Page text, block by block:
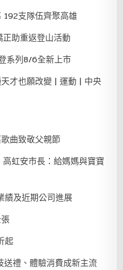
192支隊伍齊聚高雄
助重返登山活動
系列8/6全新上市
才也願改變 | 運動 | 中央
曲致敬父親節
虹安市長：給媽媽與寶寶
績及近期公司進展
起
禮、體驗消費成新主流